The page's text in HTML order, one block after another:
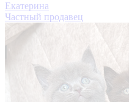
Екатерина
Частный продавец